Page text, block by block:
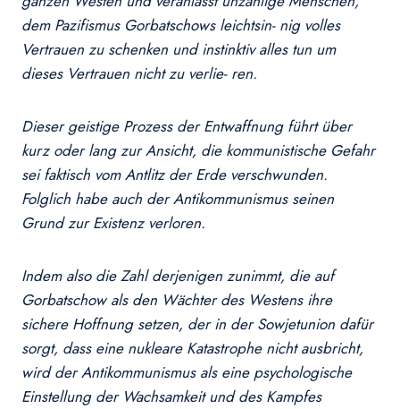
dem Pazifismus Gorbatschows leichtsin- nig volles
Vertrauen zu schenken und instinktiv alles tun um
dieses Vertrauen nicht zu verlie- ren.
Dieser geistige Prozess der Entwaffnung führt über
kurz oder lang zur Ansicht, die kommunistische Gefahr
sei faktisch vom Antlitz der Erde verschwunden.
Folglich habe auch der Antikommunismus seinen
Grund zur Existenz verloren.
Indem also die Zahl derjenigen zunimmt, die auf
Gorbatschow als den Wächter des Westens ihre
sichere Hoffnung setzen, der in der Sowjetunion dafür
sorgt, dass eine nukleare Katastrophe nicht ausbricht,
wird der Antikommunismus als eine psychologische
Einstellung der Wachsamkeit und des Kampfes